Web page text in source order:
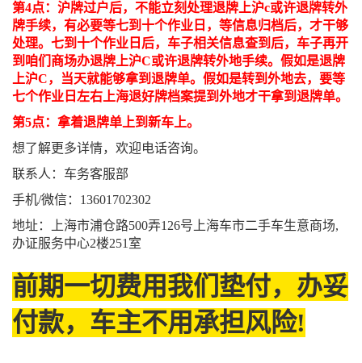
第4点：沪牌过户后，不能立刻处理退牌上沪c或许退牌转外
牌手续，有必要等七到十个作业日，等信息归档后，才干够
处理。七到十个作业日后，车子相关信息查到后，车子再开
到咱们商场办退牌上沪C或许退牌转外地手续。假如是退牌
上沪C，当天就能够拿到退牌单。假如是转到外地去，要等
七个作业日左右上海退好牌档案提到外地才干拿到退牌单。
第5点：拿着退牌单上到新车上。
想了解更多详情，欢迎电话咨询。
联系人：车务客服部
手机/微信：13601702302
地址：上海市浦仓路500弄126号上海车市二手车生意商场,
办证服务中心2楼251室
前期一切费用我们垫付，办妥
付款，车主不用承担风险!